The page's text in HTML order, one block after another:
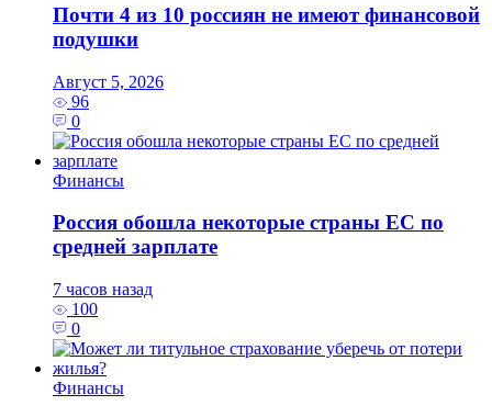
Почти 4 из 10 россиян не имеют финансовой
подушки
Август 5, 2026
96
0
Финансы
Россия обошла некоторые страны ЕС по
средней зарплате
7 часов назад
100
0
Финансы